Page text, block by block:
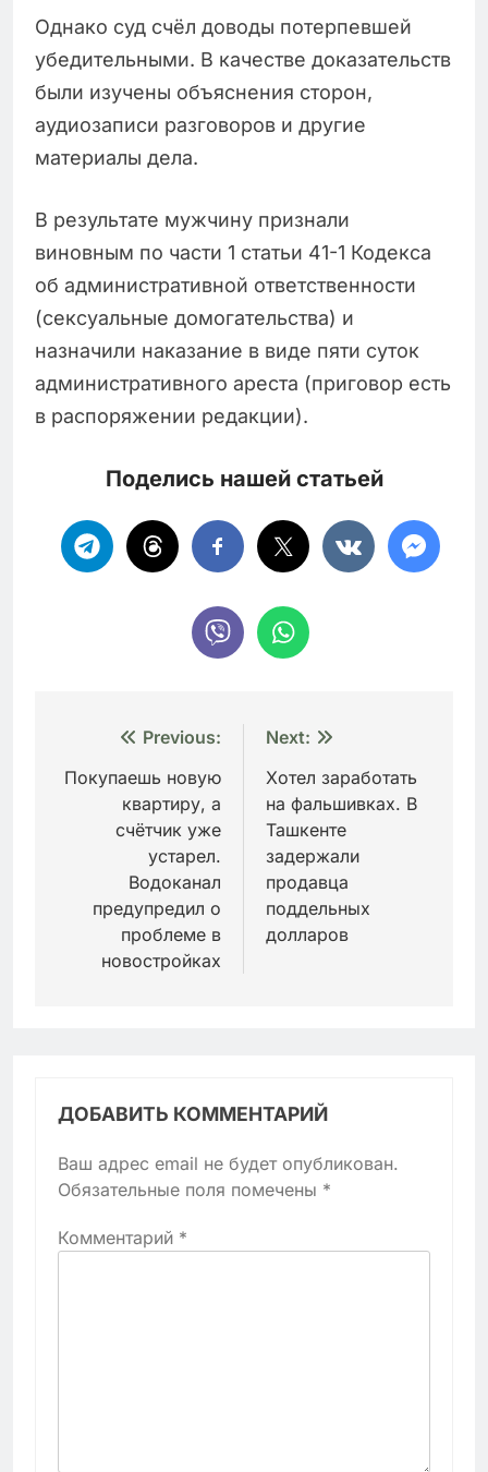
Однако суд счёл доводы потерпевшей
убедительными. В качестве доказательств
были изучены объяснения сторон,
аудиозаписи разговоров и другие
материалы дела.
В результате мужчину признали
виновным по части 1 статьи 41-1 Кодекса
об административной ответственности
(сексуальные домогательства) и
назначили наказание в виде пяти суток
административного ареста (приговор есть
в распоряжении редакции).
Поделись нашей статьей
Навигация
по
записям
Previous:
Покупаешь новую
квартиру, а
счётчик уже
устарел.
Водоканал
предупредил о
проблеме в
новостройках
Next:
Хотел заработать
на фальшивках. В
Ташкенте
задержали
продавца
поддельных
долларов
ДОБАВИТЬ КОММЕНТАРИЙ
Ваш адрес email не будет опубликован.
Обязательные поля помечены *
Комментарий *